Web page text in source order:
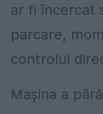
ar fi încercat
parcare,
controlul
Mașina a